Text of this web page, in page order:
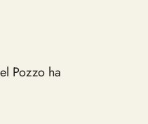
Pozzo ha